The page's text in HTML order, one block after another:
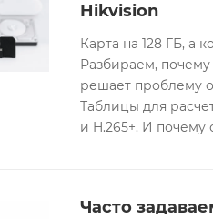
Hikvision
Карта на 128 ГБ, а
Разбираем,
решает проблему
Таблицы для
и H.265+. И почему
Часто